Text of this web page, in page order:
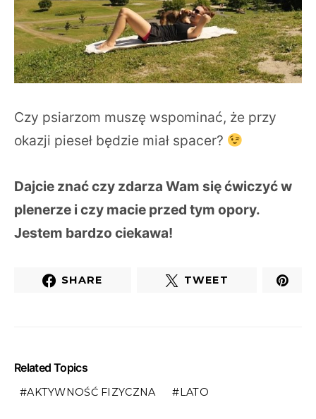
Czy psiarzom muszę wspominać, że przy
okazji pieseł będzie miał spacer?
Dajcie znać czy zdarza Wam się ćwiczyć w
plenerze i czy macie przed tym opory.
Jestem bardzo ciekawa!
SHARE TWEET
Related Topics
AKTYWNOŚĆ FIZYCZNA LATO